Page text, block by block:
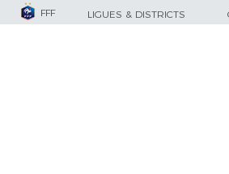
FFF LIGUES & DISTRICTS